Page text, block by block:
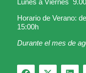
Horario de Verano:
15:00h
Durante el mes de